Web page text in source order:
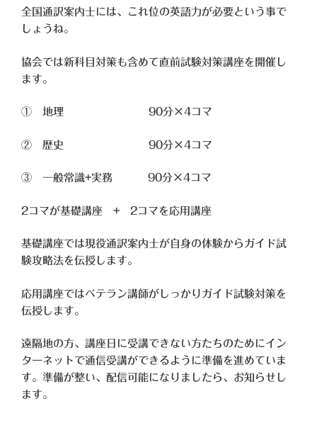
全国通訳案内士には、これ位の英語力が必要という事で
しょうね。
協会では新科目対策も含めて直前試験対策講座を開催し
ます。
① 地理 90分×4コマ
② 歴史 90分×4コマ
③ 一般常識+実務 90分×4コマ
2コマが基礎講座 + 2コマを応用講座
基礎講座では現役通訳案内士が自身の体験からガイド試
験攻略法を伝授します。
応用講座ではベテラン講師がしっかりガイド試験対策を
伝授します。
遠隔地の方、 講座日に受講できない方たちのためにイン
ターネットで通信受講ができるように準備を進めていま
す。準備が整い、配信可能になりましたら、 お知らせし
ます。